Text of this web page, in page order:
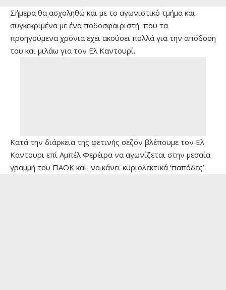
Σήμερα θα ασχοληθώ και με το αγωνιστικό τμήμα και
συγκεκριμένα με ένα ποδοσφαιριστή που τα
προηγούμενα χρόνια έχει ακούσει πολλά για την απόδοση
του και μιλάω για τον Ελ Καντουρί.
Κατά την διάρκεια της φετινής σεζόν βλέπουμε τον Ελ
Καντουρι επί Αμπέλ Φερέιρα να αγωνίζεται στην μεσαία
γραμμή του ΠΑΟΚ και να κάνει κυριολεκτικά ‘παπάδες’.